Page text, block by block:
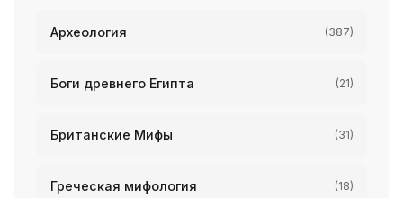
Археология (387)
Боги древнего Египта (21)
Британские Мифы (31)
Греческая мифология (18)